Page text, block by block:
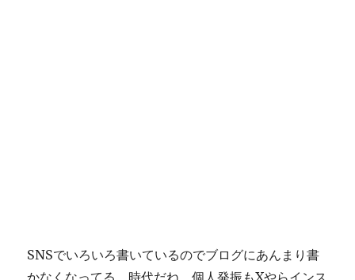
SNSでいろいろ書いているのでブログにあんまり書
かなくなってる。時代だね。個人発振もXやらインス